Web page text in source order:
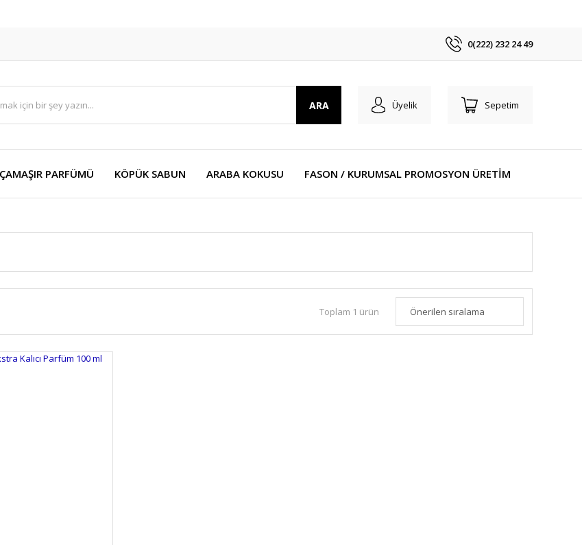
0(222) 232 24 49
ARA Üyelik Sepetim
PARFÜMÜ KÖPÜK SABUN ARABA KOKUSU FASON / KURUMSAL PROMOSYON ÜRETİM
Toplam 1 ürün